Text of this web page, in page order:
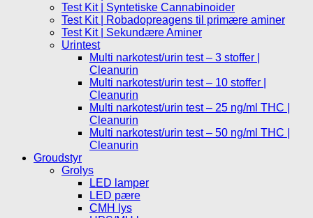
Test Kit | Syntetiske Cannabinoider
Test Kit | Robadopreagens til primære aminer
Test Kit | Sekundære Aminer
Urintest
Multi narkotest/urin test – 3 stoffer |
Cleanurin
Multi narkotest/urin test – 10 stoffer |
Cleanurin
Multi narkotest/urin test – 25 ng/ml THC |
Cleanurin
Multi narkotest/urin test – 50 ng/ml THC |
Cleanurin
Groudstyr
Grolys
LED lamper
LED pære
CMH lys